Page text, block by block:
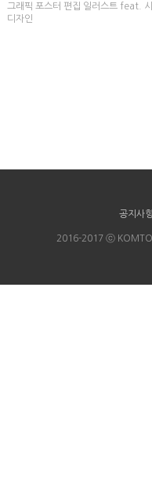
그래픽 포스터 편집 일러스트 feat.
디자인
공지사
2016-2017 ⓒ